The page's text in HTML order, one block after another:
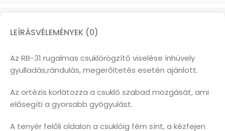
LEÍRÁSVÉLEMÉNYEK (0)
Az RB-31 rugalmas csuklórögzítő viselése ínhüvely
gyulladás,rándulás, megerőltetés esetén ajánlott.
Az ortézis korlátozza a csukló szabad mozgását, ami
elősegíti a gyorsabb gyógyulást.
A tenyér felőli oldalon a csuklóig fém sínt, a kézfejen